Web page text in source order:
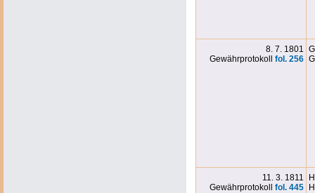
8. 7. 1801
Gewährprotokoll fol. 256
11. 3. 1811
Gewährprotokoll fol. 445